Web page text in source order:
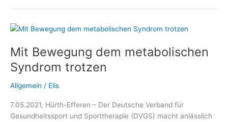
nur
Problem
der
Bauchspeicheldrüse
ist
Mit Bewegung dem metabolischen
Syndrom trotzen
Allgemein / Elis
7.05.2021, Hürth-Efferen – Der Deutsche Verband für
Gesundheitssport und Sporttherapie (DVGS) macht anlässlich